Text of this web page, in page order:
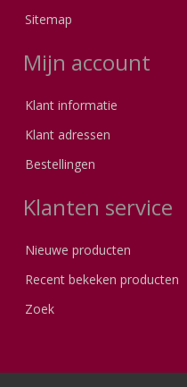
Sitemap
Mijn account
Klant informatie
Klant adressen
Bestellingen
Klanten service
Nieuwe producten
Recent bekeken producten
Zoek